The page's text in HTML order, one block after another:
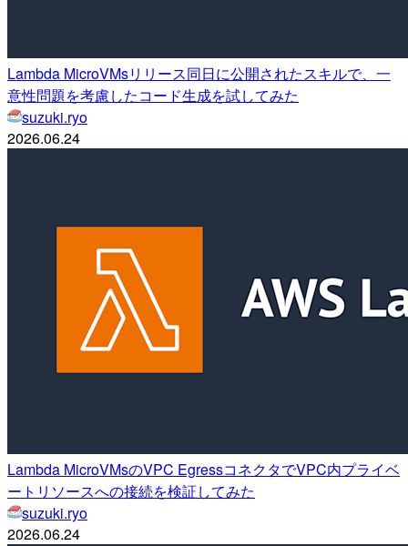
Lambda MicroVMsリリース同日に公開されたスキルで、一
意性問題を考慮したコード生成を試してみた
suzuki.ryo
2026.06.24
Lambda MicroVMsのVPC EgressコネクタでVPC内プライベ
ートリソースへの接続を検証してみた
suzuki.ryo
2026.06.24